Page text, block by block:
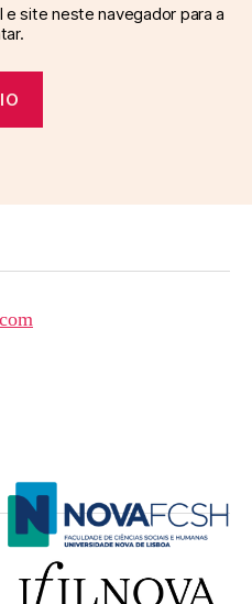
e site neste navegador para a